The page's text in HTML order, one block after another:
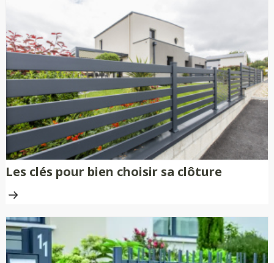
Les clés pour bien choisir sa clôture